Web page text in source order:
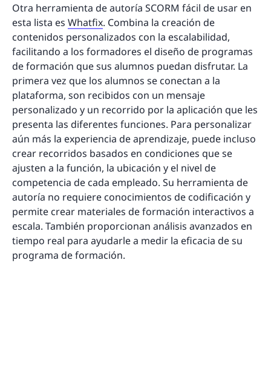
Otra herramienta de autoría SCORM fácil de usar en
esta lista es Whatfix. Combina la creación de
contenidos personalizados con la escalabilidad,
facilitando a los formadores el diseño de programas
de formación que sus alumnos puedan disfrutar. La
primera vez que los alumnos se conectan a la
plataforma, son recibidos con un mensaje
personalizado y un recorrido por la aplicación que les
presenta las diferentes funciones. Para personalizar
aún más la experiencia de aprendizaje, puede incluso
crear recorridos basados en condiciones que se
ajusten a la función, la ubicación y el nivel de
competencia de cada empleado. Su herramienta de
autoría no requiere conocimientos de codificación y
permite crear materiales de formación interactivos a
escala. También proporcionan análisis avanzados en
tiempo real para ayudarle a medir la eficacia de su
programa de formación.